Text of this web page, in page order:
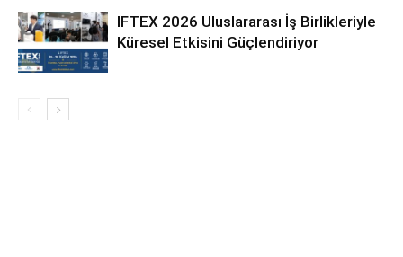
IFTEX 2026 Uluslararası İş Birlikleriyle
Küresel Etkisini Güçlendiriyor